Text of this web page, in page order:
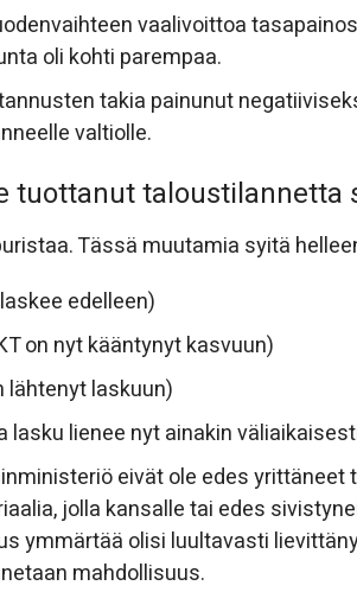
vaalivoittoa
oli kohti parempaa.
takia painunut
valtiolle.
tuottanut taloustilannetta
Tässä muutamia syitä
edelleen)
on nyt kääntynyt kasvuun)
lähtenyt laskuun)
lasku lienee nyt ainakin
eivät ole edes yrittäneet
jolla kansalle tai edes
ymmärtää olisi luultavasti
mahdollisuus.